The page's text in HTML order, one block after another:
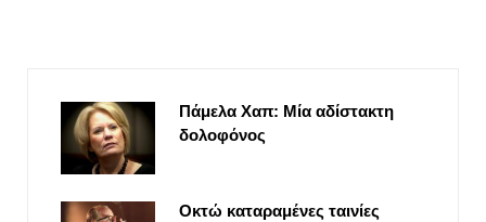
Πάμελα Χαπ: Μία αδίστακτη
δολοφόνος
Οκτώ καταραμένες ταινίες